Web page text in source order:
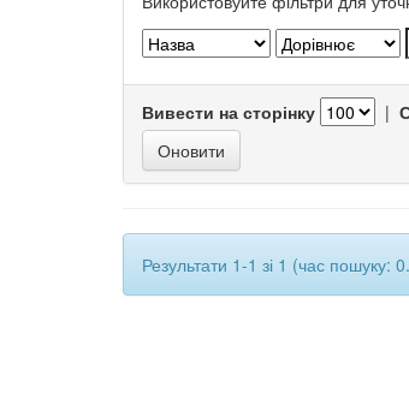
Вивести на сторінку |
Результати 1-1 зі 1 (час пошуку: